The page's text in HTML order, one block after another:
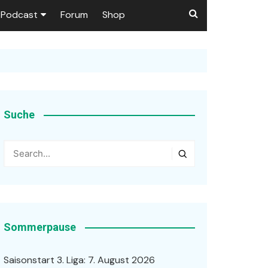
Podcast Forum Shop
Suche
Sommerpause
Saisonstart 3. Liga: 7. August 2026